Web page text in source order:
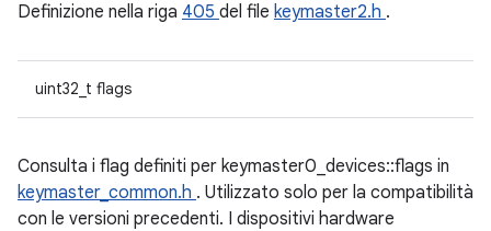
Definizione nella riga 405 del file keymaster2.h .
uint32_t flags
Consulta i flag definiti per keymaster0_devices::flags in
keymaster_common.h . Utilizzato solo per la compatibilità
con le versioni precedenti. I dispositivi hardware